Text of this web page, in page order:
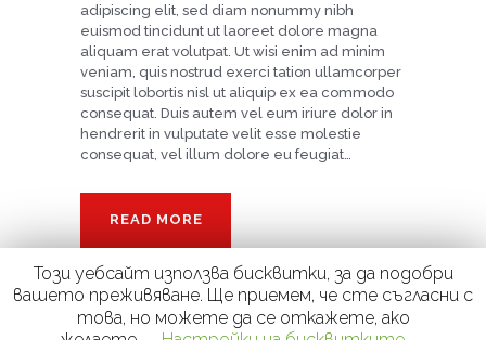
adipiscing elit, sed diam nonummy nibh
euismod tincidunt ut laoreet dolore magna
aliquam erat volutpat. Ut wisi enim ad minim
veniam, quis nostrud exerci tation ullamcorper
suscipit lobortis nisl ut aliquip ex ea commodo
consequat. Duis autem vel eum iriure dolor in
hendrerit in vulputate velit esse molestie
consequat, vel illum dolore eu feugiat…
READ MORE
Този уебсайт използва бисквитки, за да подобри
вашето преживяване. Ще приемем, че сте съгласни с
това, но можете да се откажете, ако